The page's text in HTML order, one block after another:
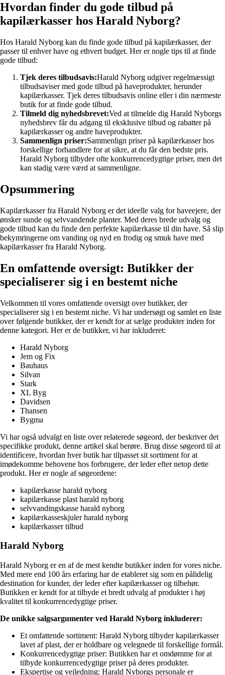
Hvordan finder du gode tilbud på
kapilærkasser hos Harald Nyborg?
Hos Harald Nyborg kan du finde gode tilbud på kapilærkasser, der
passer til enhver have og ethvert budget. Her er nogle tips til at finde
gode tilbud:
Tjek deres tilbudsavis:Harald Nyborg udgiver regelmæssigt
tilbudsaviser med gode tilbud på haveprodukter, herunder
kapilærkasser. Tjek deres tilbudsavis online eller i din nærmeste
butik for at finde gode tilbud.
Tilmeld dig nyhedsbrevet:Ved at tilmelde dig Harald Nyborgs
nyhedsbrev får du adgang til eksklusive tilbud og rabatter på
kapilærkasser og andre haveprodukter.
Sammenlign priser:Sammenlign priser på kapilærkasser hos
forskellige forhandlere for at sikre, at du får den bedste pris.
Harald Nyborg tilbyder ofte konkurrencedygtige priser, men det
kan stadig være værd at sammenligne.
Opsummering
Kapilærkasser fra Harald Nyborg er det ideelle valg for haveejere, der
ønsker sunde og selvvandende planter. Med deres brede udvalg og
gode tilbud kan du finde den perfekte kapilærkasse til din have. Så slip
bekymringerne om vanding og nyd en frodig og smuk have med
kapilærkasser fra Harald Nyborg.
En omfattende oversigt: Butikker der
specialiserer sig i en bestemt niche
Velkommen til vores omfattende oversigt over butikker, der
specialiserer sig i en bestemt niche. Vi har undersøgt og samlet en liste
over følgende butikker, der er kendt for at sælge produkter inden for
denne kategori. Her er de butikker, vi har inkluderet:
Harald Nyborg
Jem og Fix
Bauhaus
Silvan
Stark
XL Byg
Davidsen
Thansen
Bygma
Vi har også udvalgt en liste over relaterede søgeord, der beskriver det
specifikke produkt, denne artikel skal berøre. Brug disse søgeord til at
identificere, hvordan hver butik har tilpasset sit sortiment for at
imødekomme behovene hos forbrugere, der leder efter netop dette
produkt. Her er nogle af søgeordene:
kapilærkasse harald nyborg
kapilærkasse plast harald nyborg
selvvandingskasse harald nyborg
kapilærkasseskjuler harald nyborg
kapilærkasser tilbud
Harald Nyborg
Harald Nyborg er en af de mest kendte butikker inden for vores niche.
Med mere end 100 års erfaring har de etableret sig som en pålidelig
destination for kunder, der leder efter kapilærkasser og tilbehør.
Butikken er kendt for at tilbyde et bredt udvalg af produkter i høj
kvalitet til konkurrencedygtige priser.
De unikke salgsargumenter ved Harald Nyborg inkluderer:
Et omfattende sortiment: Harald Nyborg tilbyder kapilærkasser
lavet af plast, der er holdbare og velegnede til forskellige formål.
Konkurrencedygtige priser: Butikken har et omdømme for at
tilbyde konkurrencedygtige priser på deres produkter.
Ekspertise og vejledning: Harald Nyborgs personale er